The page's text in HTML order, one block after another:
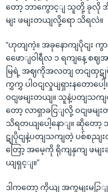
တော့ ဘာကွောင့ျ သူတို့ ခုလို အိ
မျး ဖမျးတယျလို့ရော သိရလဲ။
“ဟုတျကဲ့။ အခုနောကျပိုငျး
ဖေောျဝါရီလ ၁ ရကျနေ့ စဈအ
မြရဲ့ အဈကိုအလတျ တငျထှဋျ
ကွှကွှ ပါဝငျလှုပျရှားနတောပ
ဝငျဖမျးတယျ။ သူနဲ့ပတျသက
တော့ လာရှာခငြျလို့ ဝငျဖမျ
သိရတယျပေါ့နောျ။ ဆိုတော့
ဋျပိုငျနဲ့ပတျသကျတဲ့ ပစ်စည
တြော့ အမေ့ကို ရိုကျနှကျ ဖမ
ယျရှင့ျ။”
ဒါကတော့ ကိုယျ အကွမျးမဉြ